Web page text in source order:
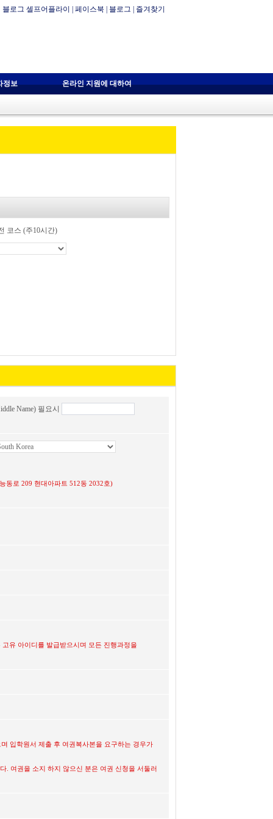
블로그 셀프어플라이 페이스북 블로그 즐겨찾기
정보 온라인 지원에 대하여
코스 (주10시간)
Name) 필요시
동로 209 현대아파트 512동 2032호)
유 아이디를 발급받으시며 모든 진행과정을
입학원서 제출 후 여권복사본을 요구하는 경우가
. 여권을 소지 하지 않으신 분은 여권 신청을 서둘러